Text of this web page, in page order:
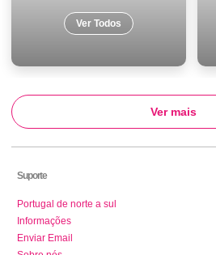
Ver Todos
Ver mais
Suporte
Portugal de norte a sul
Informações
Enviar Email